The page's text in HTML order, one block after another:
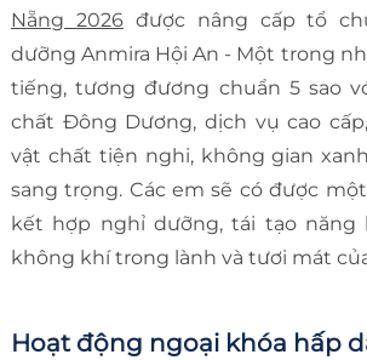
Nẵng 2026được nâng cấp tổ
dưỡng Anmira Hội An - Một trong
tiếng, tương đương chuẩn 5 sao
chất Đông Dương, dịch vụ cao
vật chất tiện nghi, không gian
sang trọng. Các em sẽ có được
kết hợp nghỉ dưỡng, tái tạo năng
không khí trong lành và tươi mát
Hoạt động ngoại khóa hấp